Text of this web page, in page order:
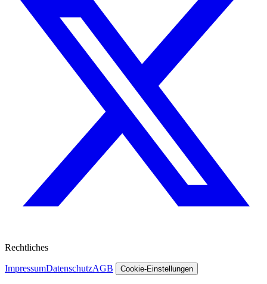
Rechtliches
ImpressumDatenschutzAGB Cookie-Einstellungen